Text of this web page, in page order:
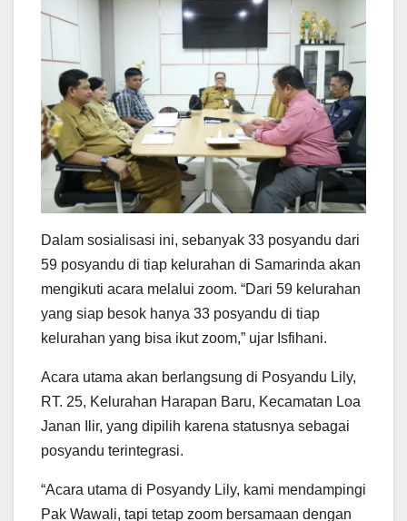
Dalam sosialisasi ini, sebanyak 33 posyandu dari
59 posyandu di tiap kelurahan di Samarinda akan
mengikuti acara melalui zoom. “Dari 59 kelurahan
yang siap besok hanya 33 posyandu di tiap
kelurahan yang bisa ikut zoom,” ujar Isfihani.
Acara utama akan berlangsung di Posyandu Lily,
RT. 25, Kelurahan Harapan Baru, Kecamatan Loa
Janan Ilir, yang dipilih karena statusnya sebagai
posyandu terintegrasi.
“Acara utama di Posyandy Lily, kami mendampingi
Pak Wawali, tapi tetap zoom bersamaan dengan